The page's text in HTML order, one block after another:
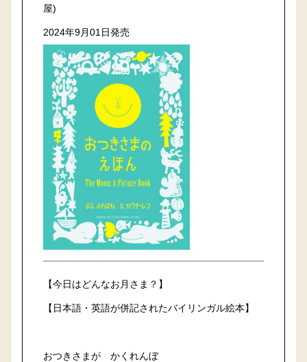
屋)
2024年9月01日発売
【今日はどんなお月さま？】
【日本語・英語が併記されたバイリンガル絵本】
おつきさまが かくれんぼ